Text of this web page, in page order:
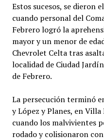
Estos sucesos, se dieron
cuando personal del
Febrero logró la
mayor y un menor de
Chevrolet Celta tras
localidad de Ciudad
de Febrero.
La persecución terminó
y López y Planes, en
cuando los malvivientes
rodado y colisionaron